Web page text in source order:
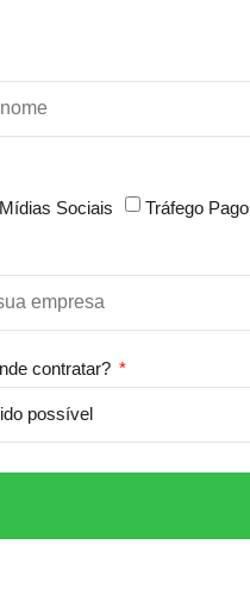
Sociais
Tráfego Pago
contratar?